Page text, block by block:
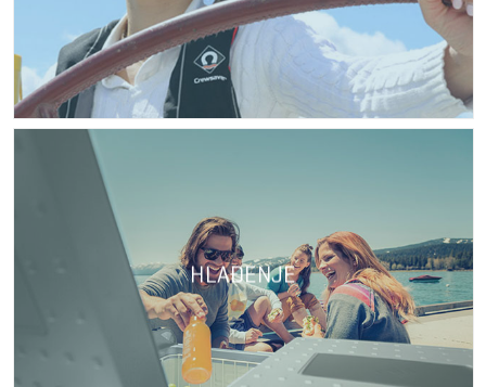
HLAĐENJE